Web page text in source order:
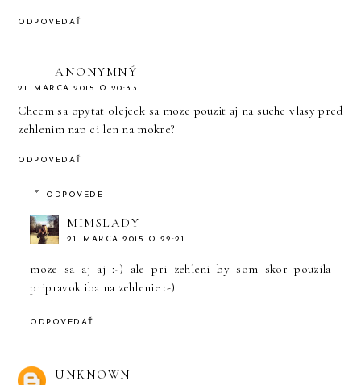
ODPOVEDAŤ
ANONYMNÝ
21. MARCA 2015 O 20:33
Chcem sa opytat olejcek sa moze pouzit aj na suche vlasy pred
zehlenim nap ci len na mokre?
ODPOVEDAŤ
ODPOVEDE
MIMSLADY
21. MARCA 2015 O 22:21
moze sa aj aj :-) ale pri zehleni by som skor pouzila
pripravok iba na zehlenie :-)
ODPOVEDAŤ
UNKNOWN